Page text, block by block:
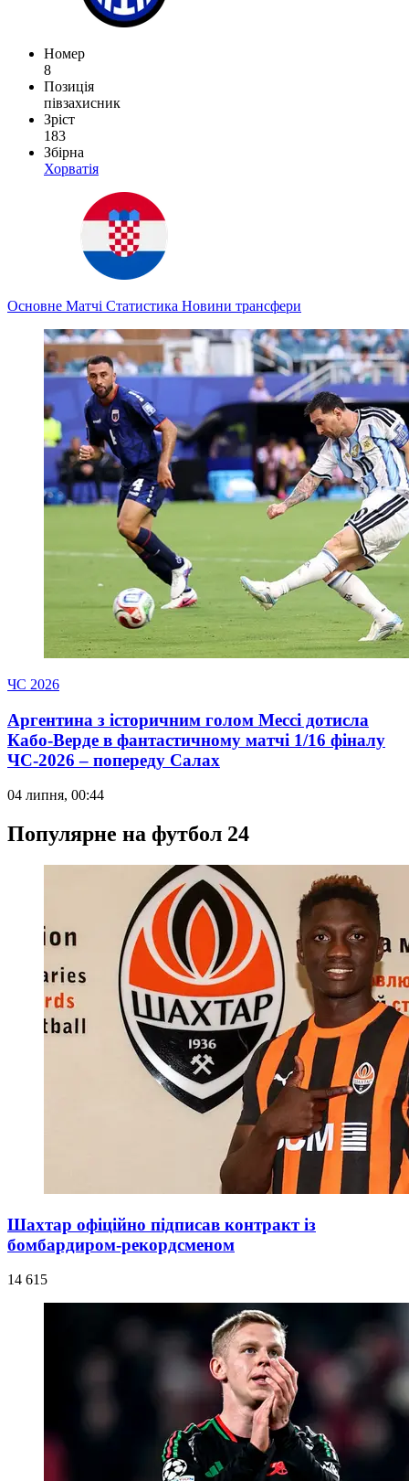
Номер
8
Позиція
півзахисник
Зріст
183
Збірна
Хорватія
Основне Матчі Статистика Новини трансфери
ЧС 2026
Аргентина з історичним голом Мессі дотисла
Кабо-Верде в фантастичному матчі 1/16 фіналу
ЧС-2026 – попереду Салах
04 липня, 00:44
Популярне на футбол 24
Шахтар офіційно підписав контракт із
бомбардиром-рекордсменом
14 615